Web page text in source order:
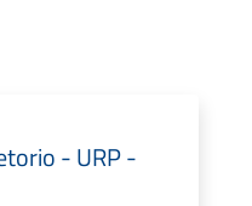
- URP -